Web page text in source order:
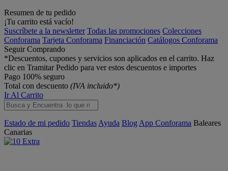
Resumen de tu pedido
¡Tu carrito está vacío!
Suscríbete a la newsletter Todas las promociones Colecciones
Conforama Tarjeta Conforama Financiación Catálogos Conforama
Seguir Comprando
*Descuentos, cupones y servicios son aplicados en el carrito. Haz
clic en Tramitar Pedido para ver estos descuentos e importes
Pago 100% seguro
Total con descuento (IVA incluido*)
Ir Al Carrito
Estado de mi pedido Tiendas Ayuda Blog App Conforama Baleares
Canarias